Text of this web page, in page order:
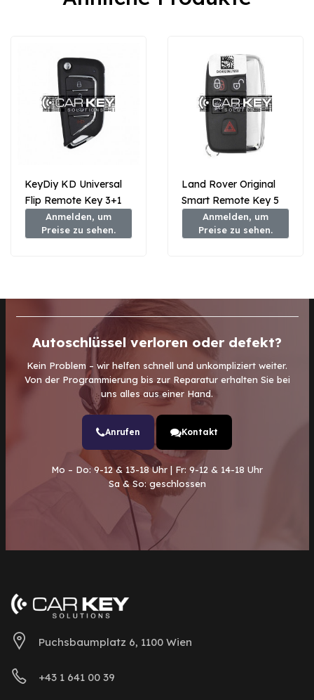
KeyDiy KD Universal
Flip Remote Key 3+1
Tasten Messer Typ
B21-4
Anmelden, um
Preise zu sehen.
Land Rover Original
Smart Remote Key 5
Tasten 433MHz CH22-
15K601-BF
Anmelden, um
Preise zu sehen.
Autoschlüssel verloren oder defekt?
Kein Problem – wir helfen schnell und unkompliziert weiter.
Von der Programmierung bis zur Reparatur erhalten Sie bei
uns alles aus einer Hand.
Anrufen Kontakt
Mo – Do: 9-12 & 13-18 Uhr | Fr: 9-12 & 14-18 Uhr
Sa & So: geschlossen
Puchsbaumplatz 6, 1100 Wien
+43 1 641 00 39